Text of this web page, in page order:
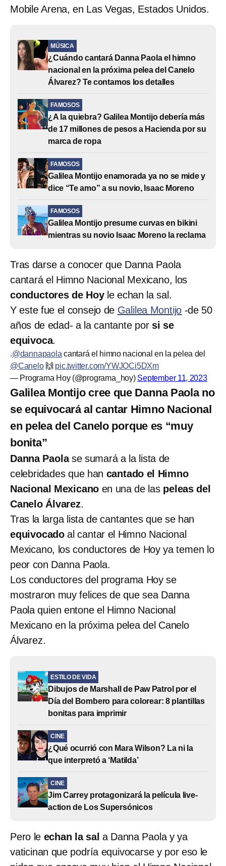
Mobile Arena, en Las Vegas, Estados Unidos.
MÚSICA
¿Cuándo cantará Danna Paola el himno
nacional en la próxima pelea del Canelo
Álvarez? Te contamos los detalles
FAMOSOS
¿A la quiebra? Galilea Montijo debería más
de 17 millones de pesos a Hacienda por su
marca de ropa
FAMOSOS
Galilea Montijo enamorada ya no se mide y
dice “Te amo” a su novio, Isaac Moreno
FAMOSOS
Galilea Montijo presume curvas en bikini
mientras su novio Isaac Moreno la reclama
Tras darse a conocer que Danna Paola
cantará el Himno Nacional Mexicano, los
conductores de Hoyle echan la sal.
Y este fue el consejo de Galilea Montijo -de 50
años de edad- a la cantante por si se
equivoca.
.@dannapaola cantará el himno nacional en la pelea del
@Canelo🙌 pic.twitter.com/YWJOCi5DXm
— Programa Hoy (@programa_hoy) September 11, 2023
Galilea Montijo cree que Danna Paola no
se equivocará al cantar Himno Nacional
en pelea del Canelo porque es “muy
bonita”
Danna Paolase sumará a la lista de
celebridades que han cantado el Himno
Nacional Mexicano en una de las peleas del
Canelo Álvarez.
Tras la larga lista de cantantes que se han
equivocado al cantar el Himno Nacional
Mexicano, los conductores de Hoy ya temen lo
peor con Danna Paola.
Los conductores del programa Hoy se
mostraron muy felices de que sea Danna
Paola quien entone el Himno Nacional
Mexicano en la próxima pelea del Canelo
Álvarez.
ESTILO DE VIDA
Dibujos de Marshall de Paw Patrol por el
Día del Bombero para colorear: 8 plantillas
bonitas para imprimir
CINE
¿Qué ocurrió con Mara Wilson? La ni la
que interpretó a ‘Matilda’
CINE
Jim Carrey protagonizará la película live-
action de Los Supersónicos
Pero le echan la sal a Danna Paola y ya
vaticinan que podría equivocarse y por eso le